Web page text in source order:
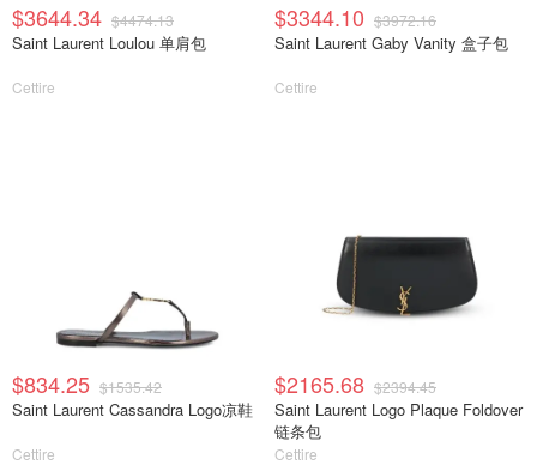
$3644.34 $4474.13
Saint Laurent Loulou 单肩包
Cettire
$3344.10 $3972.16
Saint Laurent Gaby Vanity 盒子包
Cettire
$834.25 $1535.42
Saint Laurent Cassandra Logo凉鞋
Cettire
$2165.68 $2394.45
Saint Laurent Logo Plaque Foldover
链条包
Cettire